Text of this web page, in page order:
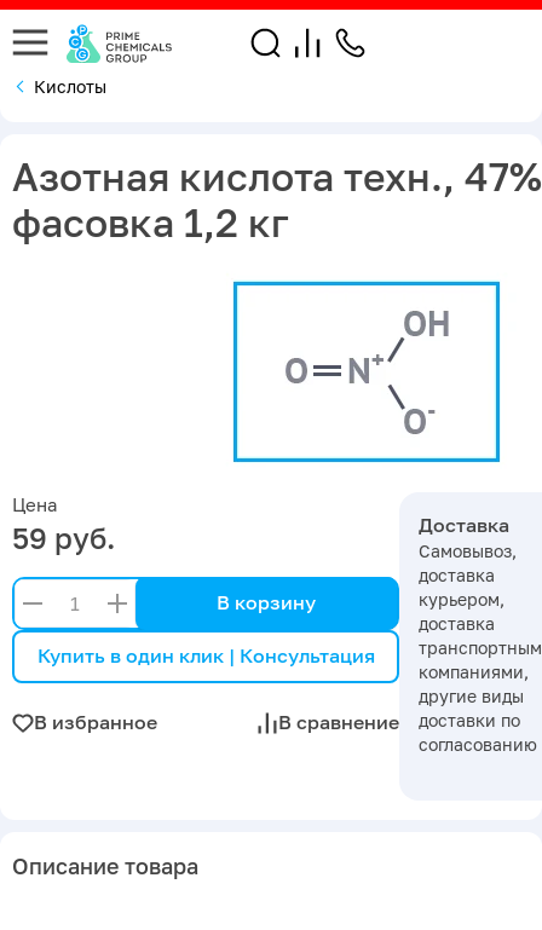
Кислоты
Азотная кислота техн.,
фасовка 1,2 кг
Цена
59 руб.
В корзину
Купить в один клик | Консультация
В избранное В сравнение
Доставка
Самовывоз,
доставка
курьером,
доставка
компаниями,
другие виды
доставки по
согласованию
Описание товара